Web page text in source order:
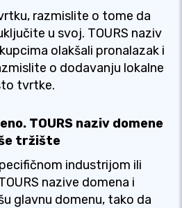
razmislite o tome da
u svoj. TOURS naziv
olakšali pronalazak i
o dodavanju lokalne
tvrtke.
TOURS naziv domene
tržište
industrijom ili
nazive domena i
glavnu domenu, tako da